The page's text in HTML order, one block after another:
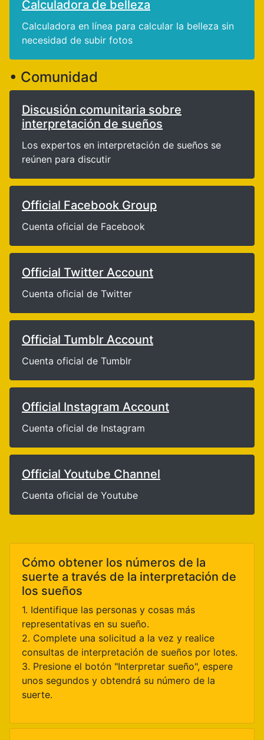
Calculadora de belleza
Calculadora en línea para calcular la belleza sin
necesidad de subir fotos
• Comunidad
Discusión comunitaria sobre
interpretación de sueños
Los expertos en interpretación de sueños se
reúnen para discutir
Official Facebook Group
Cuenta oficial de Facebook
Official Twitter Account
Cuenta oficial de Twitter
Official Tumblr Account
Cuenta oficial de Tumblr
Official Instagram Account
Cuenta oficial de Instagram
Official Youtube Channel
Cuenta oficial de Youtube
Cómo obtener los números de la
suerte a través de la interpretación de
los sueños
1. Identifique las personas y cosas más
representativas en su sueño.
2. Complete una solicitud a la vez y realice
consultas de interpretación de sueños por lotes.
3. Presione el botón "Interpretar sueño", espere
unos segundos y obtendrá su número de la
suerte.